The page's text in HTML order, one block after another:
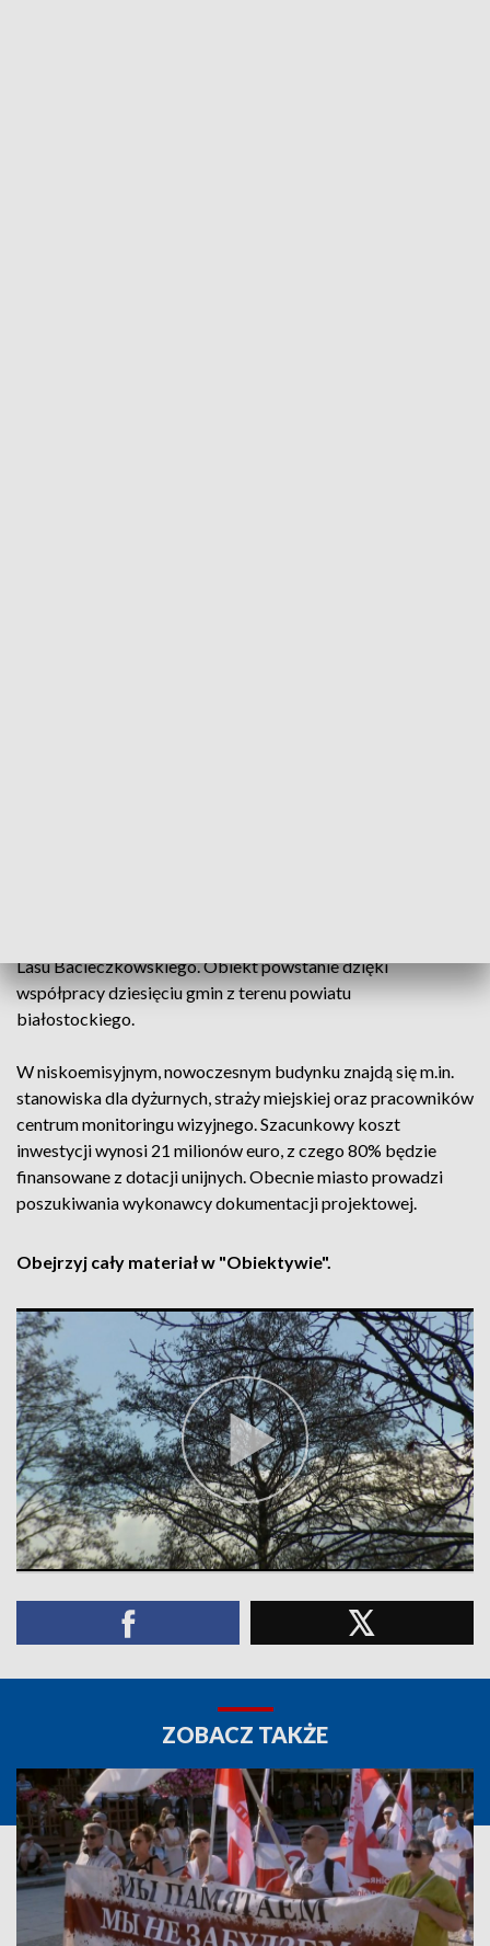
Lasu Bacieczkowskiego. Obiekt powstanie dzięki
współpracy dziesięciu gmin z terenu powiatu
białostockiego.
W niskoemisyjnym, nowoczesnym budynku znajdą się m.in.
stanowiska dla dyżurnych, straży miejskiej oraz pracowników
centrum monitoringu wizyjnego. Szacunkowy koszt
inwestycji wynosi 21 milionów euro, z czego 80% będzie
finansowane z dotacji unijnych. Obecnie miasto prowadzi
poszukiwania wykonawcy dokumentacji projektowej.
Obejrzyj cały materiał w "Obiektywie".
ZOBACZ TAKŻE